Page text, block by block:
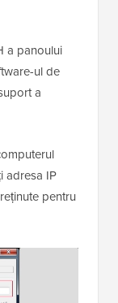
a panoului
ul de
a
adresa IP
pentru